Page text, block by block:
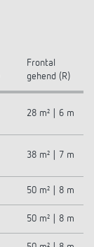
Frontal
gehend (R)
28 m² | 6 m
38 m² | 7 m
50 m² | 8 m
50 m² | 8 m